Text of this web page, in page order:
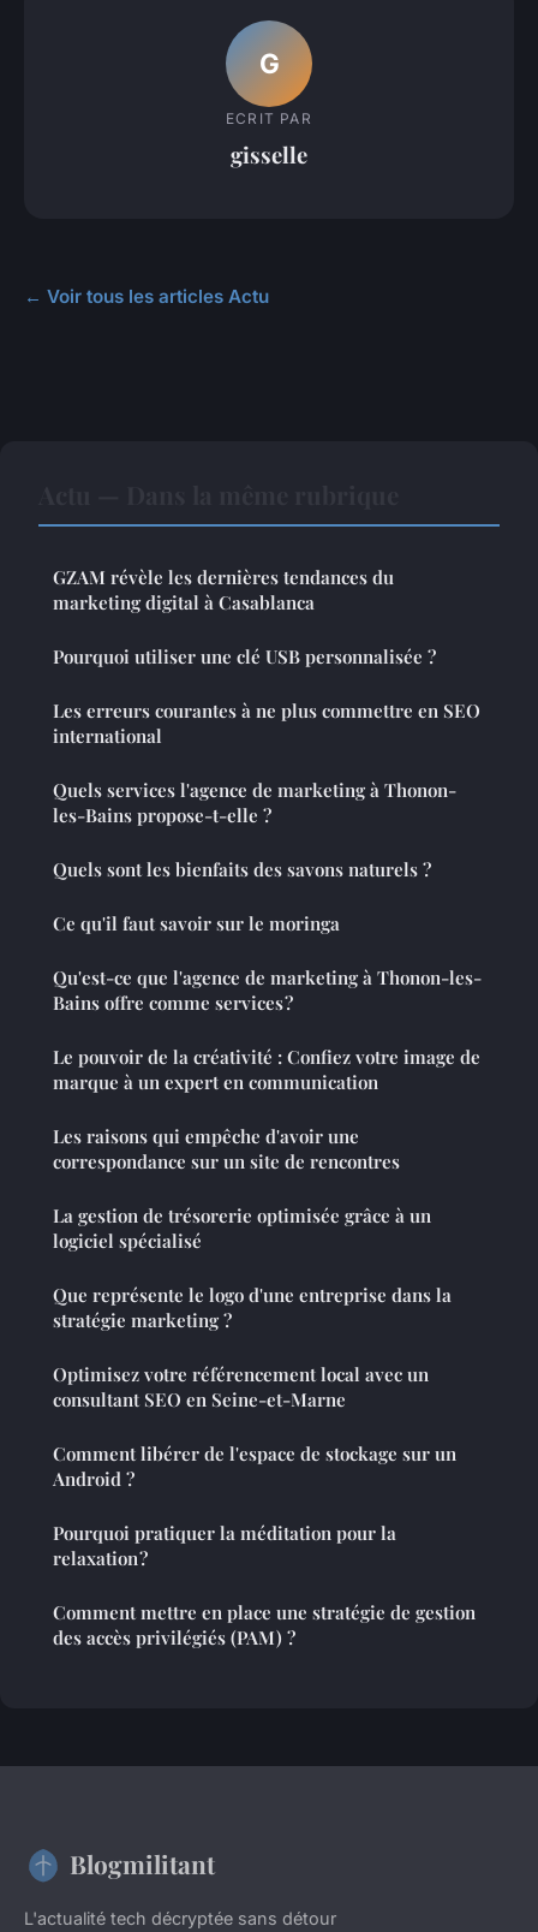
G
ECRIT PAR
gisselle
← Voir tous les articles Actu
GZAM révèle les dernières tendances du
marketing digital à Casablanca
Pourquoi utiliser une clé USB personnalisée ?
Les erreurs courantes à ne plus commettre en SEO
international
Quels services l'agence de marketing à Thonon-
les-Bains propose-t-elle ?
Quels sont les bienfaits des savons naturels ?
Ce qu'il faut savoir sur le moringa
Qu'est-ce que l'agence de marketing à Thonon-les-
Bains offre comme services ?
Le pouvoir de la créativité : Confiez votre image de
marque à un expert en communication
Les raisons qui empêche d'avoir une
correspondance sur un site de rencontres
La gestion de trésorerie optimisée grâce à un
logiciel spécialisé
Que représente le logo d'une entreprise dans la
stratégie marketing ?
Optimisez votre référencement local avec un
consultant SEO en Seine-et-Marne
Comment libérer de l'espace de stockage sur un
Android ?
Pourquoi pratiquer la méditation pour la
relaxation ?
Comment mettre en place une stratégie de gestion
des accès privilégiés (PAM) ?
Blogmilitant
L'actualité tech décryptée sans détour